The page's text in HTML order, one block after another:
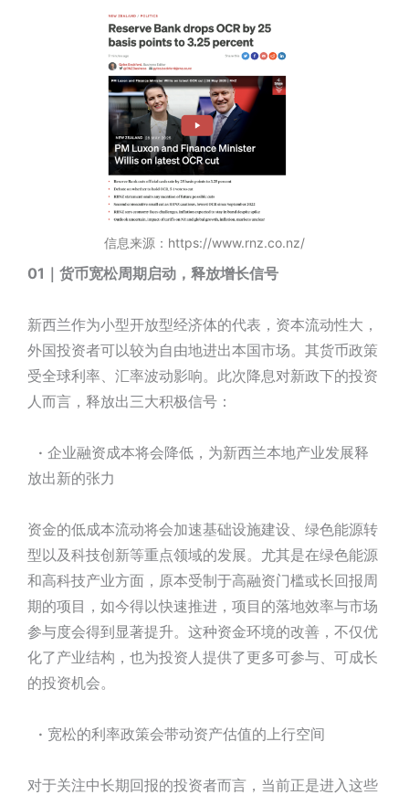
信息来源： https://www.rnz.co.nz/
01｜货币宽松周期启动，释放增长信号
新西兰作为小型开放型经济体的代表，资本流动性大，
外国投资者可以较为自由地进出本国市场。其货币政策
受全球利率、汇率波动影响。此次降息对新政下的投资
人而言，释放出三大积极信号：
· 企业融资成本将会降低，为新西兰本地产业发展释
放出新的张力
资金的低成本流动将会加速基础设施建设、绿色能源转
型以及科技创新等重点领域的发展。尤其是在绿色能源
和高科技产业方面，原本受制于高融资门槛或长回报周
期的项目，如今得以快速推进，项目的落地效率与市场
参与度会得到显著提升。这种资金环境的改善，不仅优
化了产业结构，也为投资人提供了更多可参与、可成长
的投资机会。
· 宽松的利率政策会带动资产估值的上行空间
对于关注中长期回报的投资者而言，当前正是进入这些